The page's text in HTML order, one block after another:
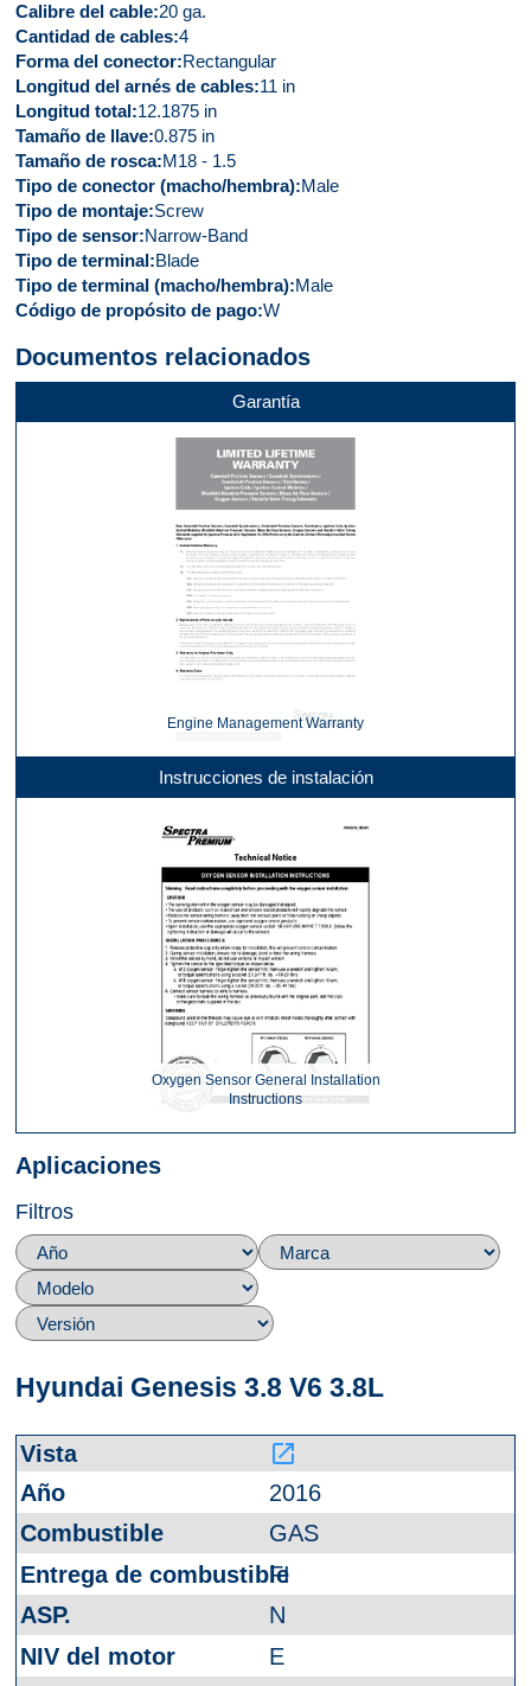
Calibre del cable 20 ga.
Cantidad de cables 4
Forma del conector Rectangular
Longitud del arnés de cables 11 in
Longitud total 12.1875 in
Tamaño de llave 0.875 in
Tamaño de rosca M18 - 1.5
Tipo de conector (macho/hembra) Male
Tipo de montaje Screw
Tipo de sensor Narrow-Band
Tipo de terminal Blade
Tipo de terminal (macho/hembra) Male
Código de propósito de pago W
Documentos relacionados
Garantía
Engine Management Warranty
Instrucciones de instalación
Oxygen Sensor General Installation
Instructions
Aplicaciones
Filtros
Hyundai Genesis 3.8 V6 3.8L
launch
2016
GAS
FI
N
E